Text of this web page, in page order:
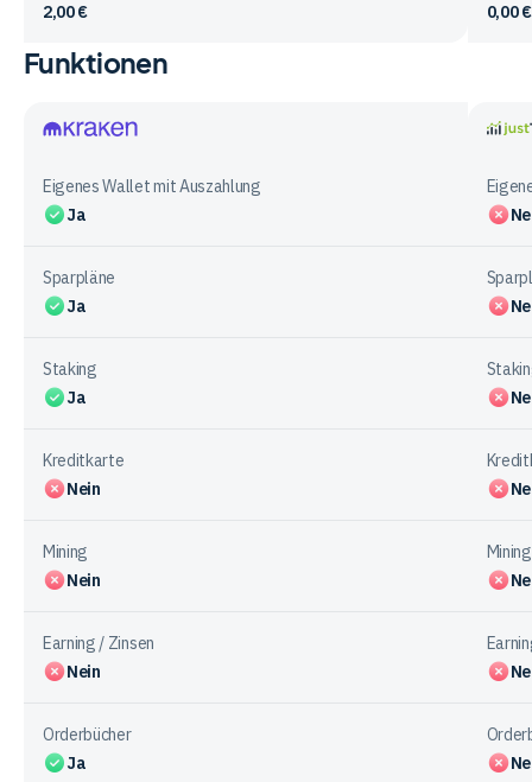
2,00 €
0,00 €
Vergleichstabelle
Ein-
bei
den
Funktionen
Eigenes Wallet mit Auszahlung
Ja
Sparpläne
Ja
Staking
Ja
Kreditkarte
Nein
Mining
Nein
Mining
Earning / Zinsen
Nein
Orderbücher
Ja